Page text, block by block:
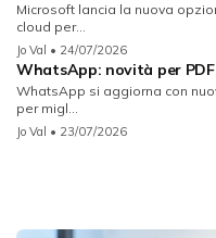
Microsoft lancia la nuova
cloud per...
Jo Val • 24/07/2026
WhatsApp: novità per
WhatsApp si aggiorna con
per migl...
Jo Val • 23/07/2026